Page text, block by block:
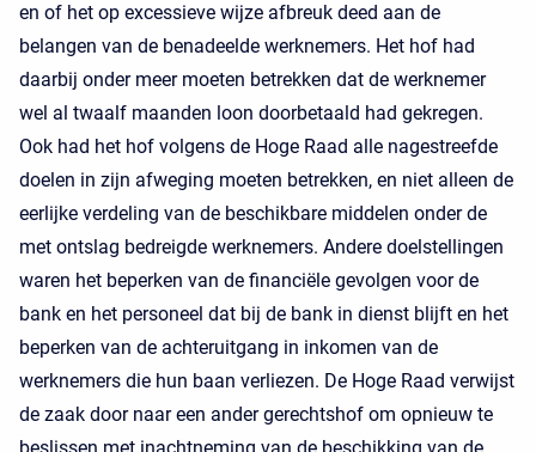
en of het op excessieve wijze afbreuk deed aan de
belangen van de benadeelde werknemers. Het hof had
daarbij onder meer moeten betrekken dat de werknemer
wel al twaalf maanden loon doorbetaald had gekregen.
Ook had het hof volgens de Hoge Raad alle nagestreefde
doelen in zijn afweging moeten betrekken, en niet alleen de
eerlijke verdeling van de beschikbare middelen onder de
met ontslag bedreigde werknemers. Andere doelstellingen
waren het beperken van de financiële gevolgen voor de
bank en het personeel dat bij de bank in dienst blijft en het
beperken van de achteruitgang in inkomen van de
werknemers die hun baan verliezen. De Hoge Raad verwijst
de zaak door naar een ander gerechtshof om opnieuw te